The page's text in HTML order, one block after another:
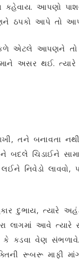
કહેવાય. આપણો
ઠપકો આપે તો
એટલે આપણને
અસર થઈ. ત્યારે
તને બનાવતા
ચિડાઈને
નિવેડો લાવવો,
દુભાય, ત્યારે
આવે ત્યારે
કડવા વેણ
રૂબરૂ માફી